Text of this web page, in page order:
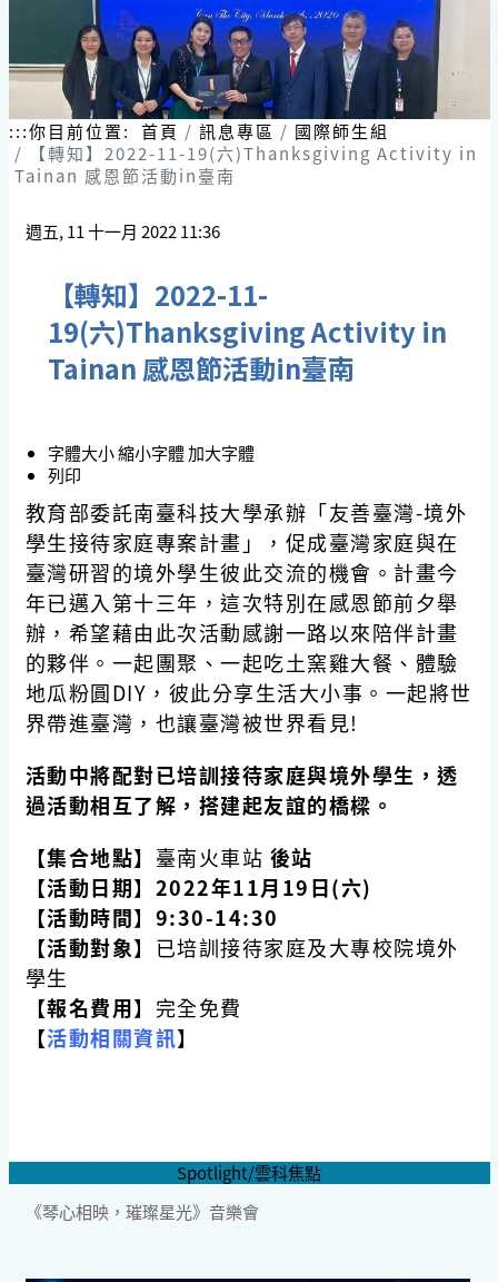
:::你目前位置: 首頁 訊息專區
國際師生組
【轉知】2022-11-19(六)Thanksgiving Activity in
Tainan 感恩節活動in臺南
週五, 11 十一月 2022 11:36
【轉知】2022-11-
19(六)Thanksgiving Activity in
Tainan 感恩節活動in臺南
字體大小縮小字體加大字體
列印
教育部委託南臺科技大學承辦「友善臺灣-境外
學生接待家庭專案計畫」，促成臺灣家庭與在
臺灣研習的境外學生彼此交流的機會。計畫今
年已邁入第十三年，這次特別在感恩節前夕舉
辦，希望藉由此次活動感謝一路以來陪伴計畫
的夥伴。一起團聚、一起吃土窯雞大餐、體驗
地瓜粉圓DIY ，彼此分享生活大小事。一起將世
界帶進臺灣，也讓臺灣被世界看見!
活動中將配對已培訓接待家庭與境外學生，透
過活動相互了解，搭建起友誼的橋樑。
【集合地點】 臺南火車站 後站
【活動日期】 2022年11月19日(六)
【活動時間】 9:30-14:30
【活動對象】已培訓接待家庭及大專校院境外
學生
【報名費用】完全免費
【活動相關資訊】
Spotlight/雲科焦點
《琴心相映，璀璨星光》音樂會